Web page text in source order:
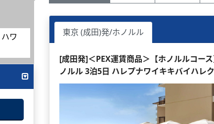
ワ
東京 (成田)発/ホノルル
[成田発]＜PEX運賃商品＞【ホノルルコー
ノルル 3泊5日 ハレプナワイキキバイハレ